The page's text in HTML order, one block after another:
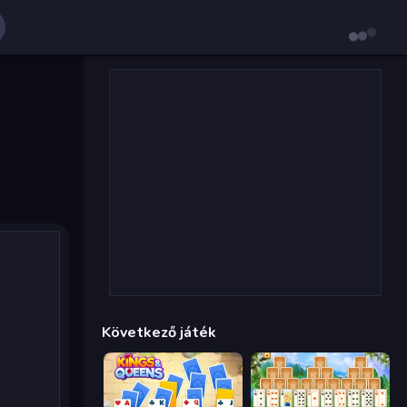
Következő játék